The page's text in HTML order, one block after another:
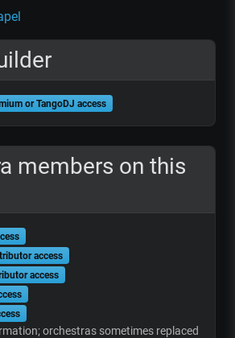
or TangoDJ access
members on this
access
access
orchestras sometimes replaced